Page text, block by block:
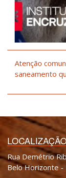
Atenção
saneamento
Rua Demétrio
Belo Horizonte -